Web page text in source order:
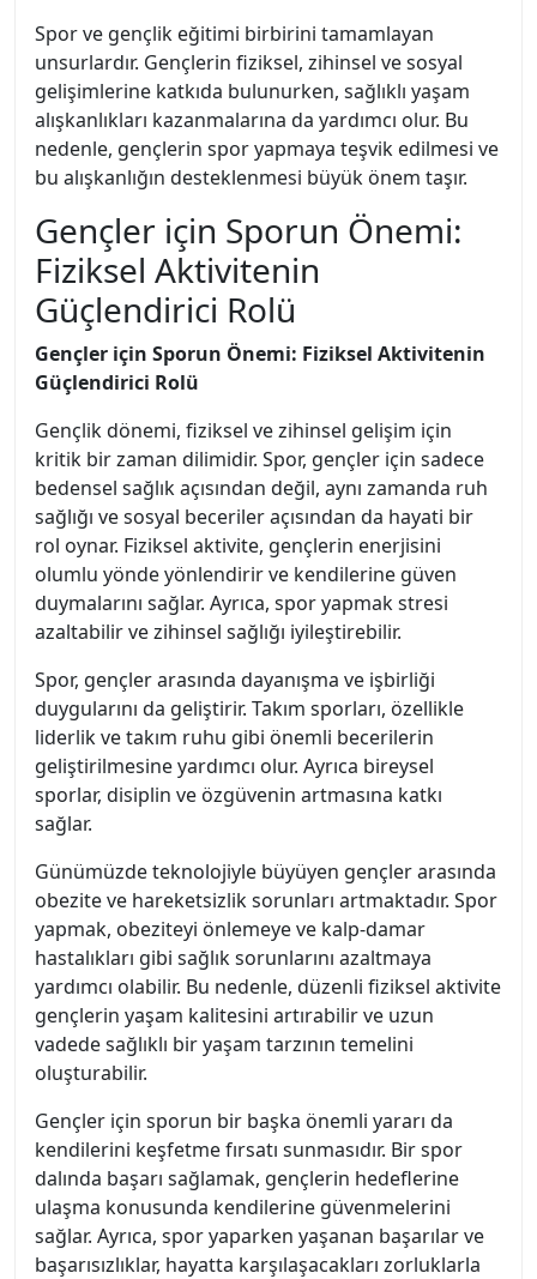
Spor ve gençlik eğitimi birbirini tamamlayan
unsurlardır. Gençlerin fiziksel, zihinsel ve sosyal
gelişimlerine katkıda bulunurken, sağlıklı yaşam
alışkanlıkları kazanmalarına da yardımcı olur. Bu
nedenle, gençlerin spor yapmaya teşvik edilmesi ve
bu alışkanlığın desteklenmesi büyük önem taşır.
Gençler için Sporun Önemi:
Fiziksel Aktivitenin
Güçlendirici Rolü
Gençler için Sporun Önemi: Fiziksel Aktivitenin
Güçlendirici Rolü
Gençlik dönemi, fiziksel ve zihinsel gelişim için
kritik bir zaman dilimidir. Spor, gençler için sadece
bedensel sağlık açısından değil, aynı zamanda ruh
sağlığı ve sosyal beceriler açısından da hayati bir
rol oynar. Fiziksel aktivite, gençlerin enerjisini
olumlu yönde yönlendirir ve kendilerine güven
duymalarını sağlar. Ayrıca, spor yapmak stresi
azaltabilir ve zihinsel sağlığı iyileştirebilir.
Spor, gençler arasında dayanışma ve işbirliği
duygularını da geliştirir. Takım sporları, özellikle
liderlik ve takım ruhu gibi önemli becerilerin
geliştirilmesine yardımcı olur. Ayrıca bireysel
sporlar, disiplin ve özgüvenin artmasına katkı
sağlar.
Günümüzde teknolojiyle büyüyen gençler arasında
obezite ve hareketsizlik sorunları artmaktadır. Spor
yapmak, obeziteyi önlemeye ve kalp-damar
hastalıkları gibi sağlık sorunlarını azaltmaya
yardımcı olabilir. Bu nedenle, düzenli fiziksel aktivite
gençlerin yaşam kalitesini artırabilir ve uzun
vadede sağlıklı bir yaşam tarzının temelini
oluşturabilir.
Gençler için sporun bir başka önemli yararı da
kendilerini keşfetme fırsatı sunmasıdır. Bir spor
dalında başarı sağlamak, gençlerin hedeflerine
ulaşma konusunda kendilerine güvenmelerini
sağlar. Ayrıca, spor yaparken yaşanan başarılar ve
başarısızlıklar, hayatta karşılaşacakları zorluklarla